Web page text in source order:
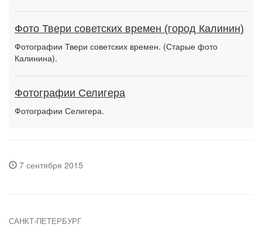
Фото Твери советских времен (город Калинин)
Фотографии Твери советских времен. (Старые фото
Калинина).
Фотографии Селигера
Фотографии Селигера.
7 сентября 2015
САНКТ-ПЕТЕРБУРГ